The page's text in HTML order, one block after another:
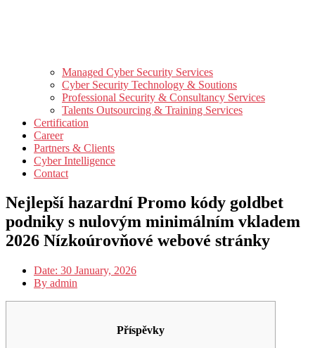
Managed Cyber Security Services
Cyber Security Technology & Soutions
Professional Security & Consultancy Services
Talents Outsourcing & Training Services
Certification
Career
Partners & Clients
Cyber Intelligence
Contact
Nejlepší hazardní Promo kódy goldbet
podniky s nulovým minimálním vkladem
2026 Nízkoúrovňové webové stránky
Date: 30 January, 2026
By admin
Příspěvky